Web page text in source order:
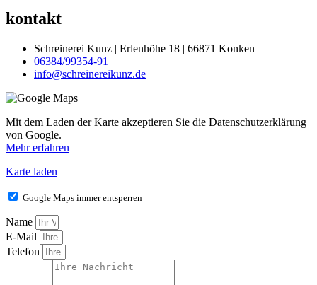
kontakt
Schreinerei Kunz | Erlenhöhe 18 | 66871 Konken
06384/99354-91
info@schreinereikunz.de
Mit dem Laden der Karte akzeptieren Sie die Datenschutzerklärung
von Google.
Mehr erfahren
Karte laden
Google Maps immer entsperren
Name
E-Mail
Telefon